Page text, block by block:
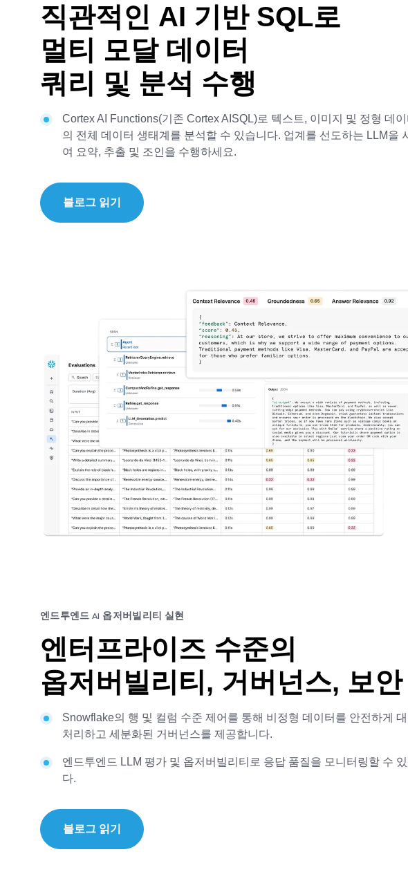
직관적인 AI 기반 SQL로
멀티 모달 데이터
쿼리 및 분석 수행
Cortex AI Functions(기존 Cortex AISQL)로 텍스트, 이미지 및 정형 데
의 전체 데이터 생태계를 분석할 수 있습니다. 업계를 선도하는 LLM을
여 요약, 추출 및 조인을 수행하세요.
블로그 읽기
엔드투엔드 AI 옵저버빌리티 실현
엔터프라이즈 수준의
옵저버빌리티, 거버넌스, 보안
Snowflake의 행 및 컬럼 수준 제어를 통해 비정형 데이터를 안전하게
처리하고 세분화된 거버넌스를 제공합니다.
엔드투엔드 LLM 평가 및 옵저버빌리티로 응답 품질을 모니터링할 수 있
다.
블로그 읽기